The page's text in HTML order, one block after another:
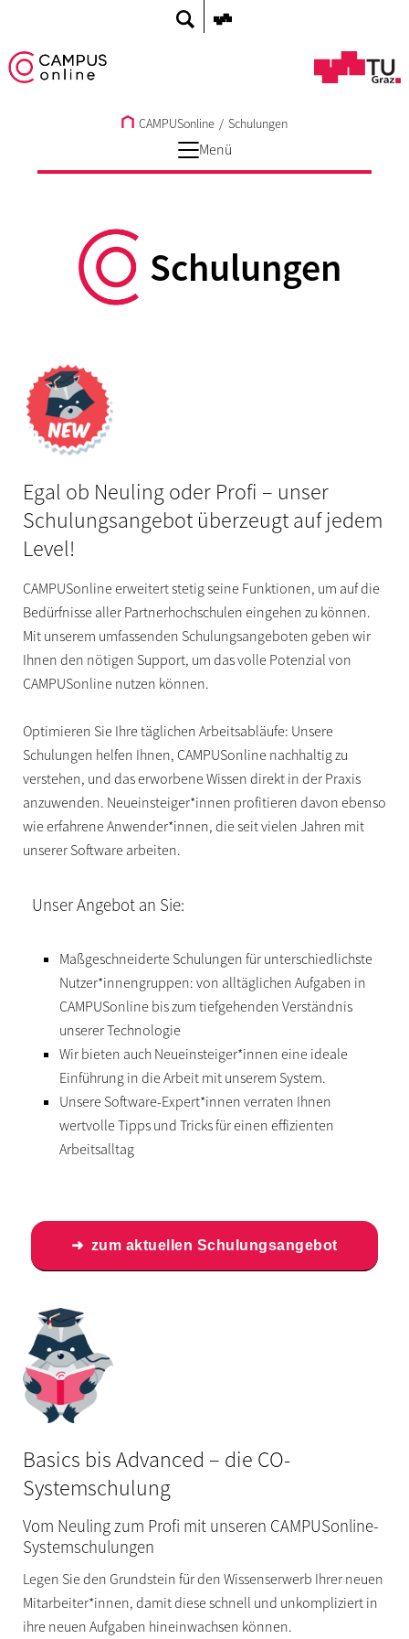
CAMPUSonline / Schulungen
Menü
Schulungen
Egal ob Neuling oder Profi – unser
Schulungsangebot überzeugt auf jedem
Level!
CAMPUSonline erweitert stetig seine Funktionen, um auf die
Bedürfnisse aller Partnerhochschulen eingehen zu können.
Mit unserem umfassenden Schulungsangeboten geben wir
Ihnen den nötigen Support, um das volle Potenzial von
CAMPUSonline nutzen können.
Optimieren Sie Ihre täglichen Arbeitsabläufe: Unsere
Schulungen helfen Ihnen, CAMPUSonline nachhaltig zu
verstehen, und das erworbene Wissen direkt in der Praxis
anzuwenden. Neueinsteiger*innen profitieren davon ebenso
wie erfahrene Anwender*innen, die seit vielen Jahren mit
unserer Software arbeiten.
Unser Angebot an Sie:
Maßgeschneiderte Schulungen für unterschiedlichste
Nutzer*innengruppen: von alltäglichen Aufgaben in
CAMPUSonline bis zum tiefgehenden Verständnis
unserer Technologie
Wir bieten auch Neueinsteiger*innen eine ideale
Einführung in die Arbeit mit unserem System.
Unsere Software-Expert*innen verraten Ihnen
wertvolle Tipps und Tricks für einen effizienten
Arbeitsalltag
zum aktuellen Schulungsangebot
Basics bis Advanced – die CO-
Systemschulung
Vom Neuling zum Profi mit unseren CAMPUSonline-
Systemschulungen
Legen Sie den Grundstein für den Wissenserwerb Ihrer neuen
Mitarbeiter*innen, damit diese schnell und unkompliziert in
ihre neuen Aufgaben hineinwachsen können.